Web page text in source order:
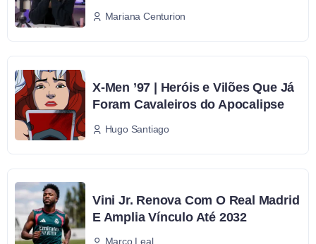
Mariana Centurion
X-Men ’97 | Heróis e Vilões Que Já
Foram Cavaleiros do Apocalipse
Hugo Santiago
Vini Jr. Renova Com O Real Madrid
E Amplia Vínculo Até 2032
Marco Leal